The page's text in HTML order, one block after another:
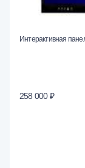
Интерактивная
258 000 ₽